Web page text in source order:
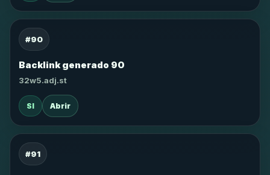
#90
Backlink generado 90
32w5.adj.st
SI Abrir
#91